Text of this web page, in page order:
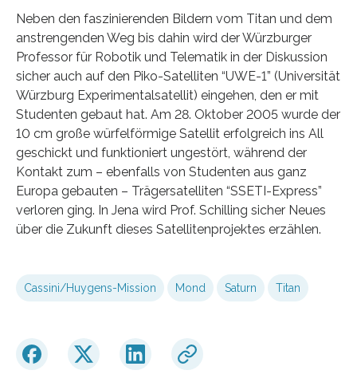
Neben den faszinierenden Bildern vom Titan und dem
anstrengenden Weg bis dahin wird der Würzburger
Professor für Robotik und Telematik in der Diskussion
sicher auch auf den Piko-Satelliten “UWE-1” (Universität
Würzburg Experimentalsatellit) eingehen, den er mit
Studenten gebaut hat. Am 28. Oktober 2005 wurde der
10 cm große würfelförmige Satellit erfolgreich ins All
geschickt und funktioniert ungestört, während der
Kontakt zum – ebenfalls von Studenten aus ganz
Europa gebauten – Trägersatelliten “SSETI-Express”
verloren ging. In Jena wird Prof. Schilling sicher Neues
über die Zukunft dieses Satellitenprojektes erzählen.
Cassini/Huygens-Mission Mond Saturn Titan